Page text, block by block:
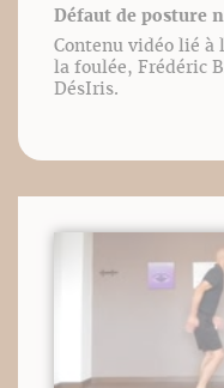
Défaut de posture
Contenu vidéo lié à
la foulée, Frédéric
DésIris.